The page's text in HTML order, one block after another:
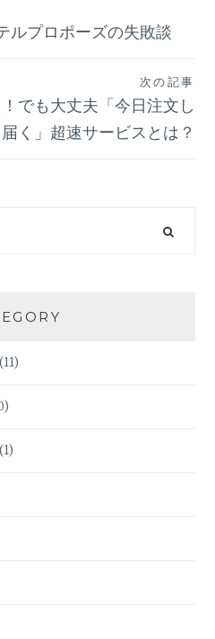
ルプロポーズの失敗談
次の記事
でも大丈夫「今日注文し
く」超速サービスとは？
(11)
(1)